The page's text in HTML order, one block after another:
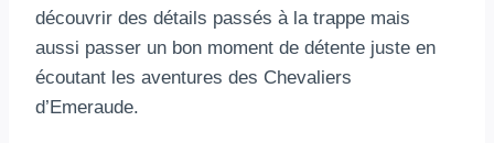
découvrir des détails passés à la trappe mais
aussi passer un bon moment de détente juste en
écoutant les aventures des Chevaliers
d’Emeraude.